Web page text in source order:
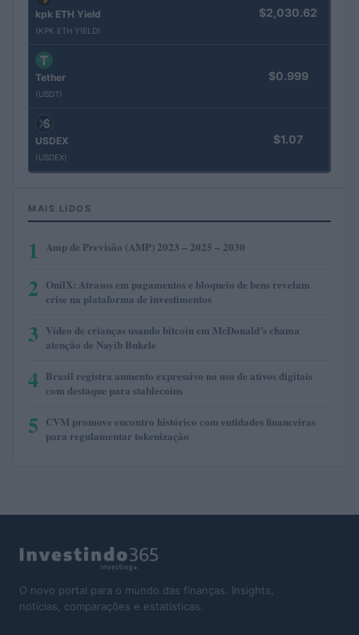
kpk ETH Yield
(KPK ETH YIELD)
$2,030.62
Tether
(USDT)
$0.999
USDEX
(USDEX)
$1.07
MAIS LIDOS
1 Amp de Previsão (AMP) 2023 – 2025 – 2030
2 OnilX: Atrasos em pagamentos e bloqueio de bens revelam
crise na plataforma de investimentos
3 Vídeo de crianças usando bitcoin em McDonald’s chama
atenção de Nayib Bukele
4 Brasil registra aumento expressivo no uso de ativos digitais
com destaque para stablecoins
5 CVM promove encontro histórico com entidades financeiras
para regulamentar tokenização
O novo portal para o mundo das finanças. Insights,
notícias, comparações e estatísticas.